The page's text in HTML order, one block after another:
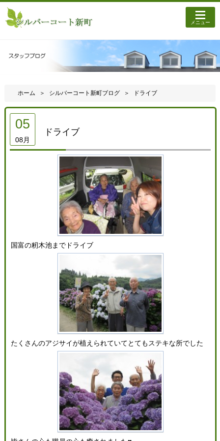
メニュー
ホーム シルバーコート新町ブログ ドライブ
05
08月
ドライブ
国富の籾木池までドライブ
たくさんのアジサイが植えられていてとてもステキな所でした